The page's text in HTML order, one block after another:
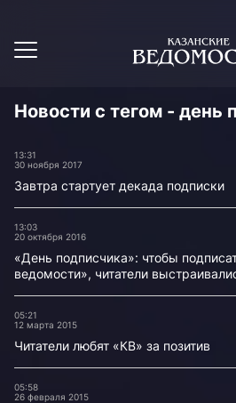
Новости с тегом - день
13:31
30 ноября 2017
Завтра стартует декада подписки
13:03
20 октября 2016
«День подписчика»: чтобы
ведомости», читатели
05:21
12 марта 2015
Читатели любят «КВ» за позитив
05:58
26 февраля 2015